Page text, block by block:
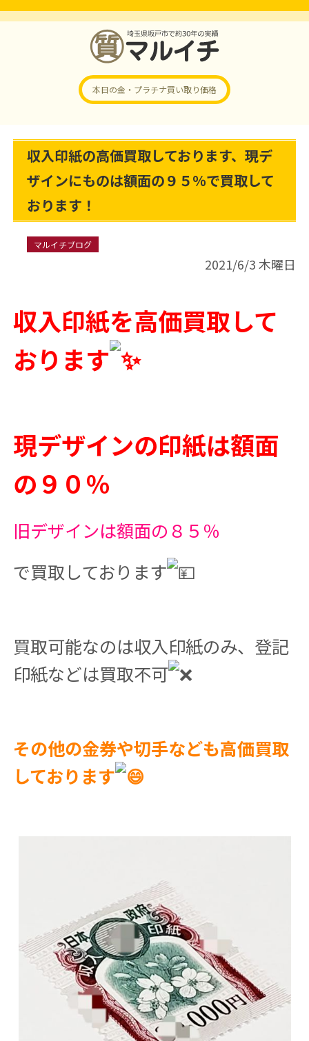
本日の金・プラチナ買い取り価格
収入印紙の高価買取しております、現デ
ザインにものは額面の９５％で買取して
おります！
マルイチブログ
2021/6/3 木曜日
収入印紙を高価買取して
おります
現デザインの印紙は額面
の９０％
旧デザインは額面の８５％
で買取しております
買取可能なのは収入印紙のみ、登記
印紙などは買取不可
その他の金券や切手なども高価買取
しております